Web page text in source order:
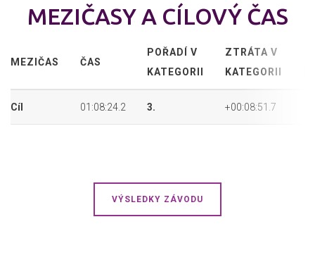
MEZIČASY A CÍLOVÝ ČAS
MEZIČAS ČAS
POŘADÍ V
KATEGORII
ZTRÁTA V
KATEGORII
Cíl 01:08:24.2 3. +00:08:51.7
VÝSLEDKY ZÁVODU